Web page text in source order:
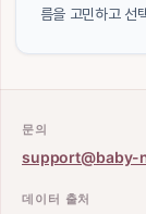
름을 고민하고 선
문의
support@baby-
데이터 출처